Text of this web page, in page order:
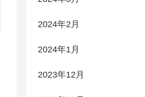
2024年2月
2024年1月
2023年12月